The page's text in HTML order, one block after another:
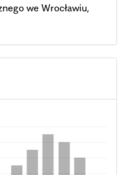
we Wrocławiu,